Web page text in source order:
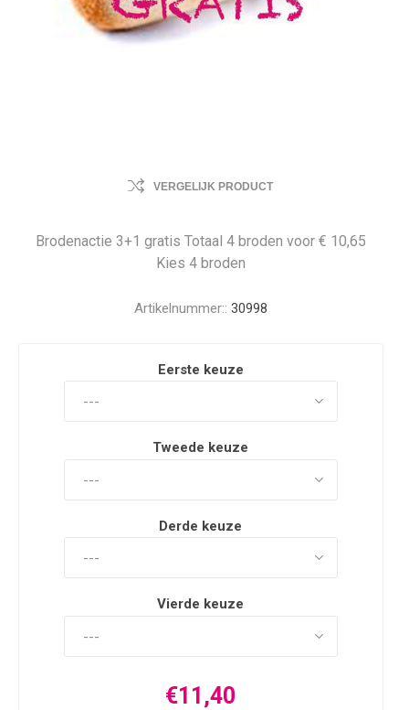
VERGELIJK PRODUCT
Brodenactie 3+1 gratis Totaal 4 broden voor € 10,65
Kies 4 broden
Artikelnummer:: 30998
Eerste keuze
Tweede keuze
Derde keuze
Vierde keuze
€11,40